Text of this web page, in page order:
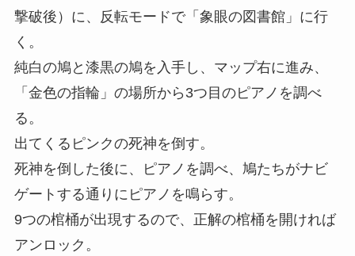
撃破後）に、反転モードで「象眼の図書館」に行
く。
純白の鳩と漆黒の鳩を入手し、マップ右に進み、
「金色の指輪」の場所から3つ目のピアノを調べ
る。
出てくるピンクの死神を倒す。
死神を倒した後に、ピアノを調べ、鳩たちがナビ
ゲートする通りにピアノを鳴らす。
9つの棺桶が出現するので、正解の棺桶を開ければ
アンロック。